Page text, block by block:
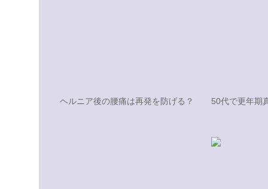
ヘルニア後の腰痛は再発を防げる？ 50代で更年期